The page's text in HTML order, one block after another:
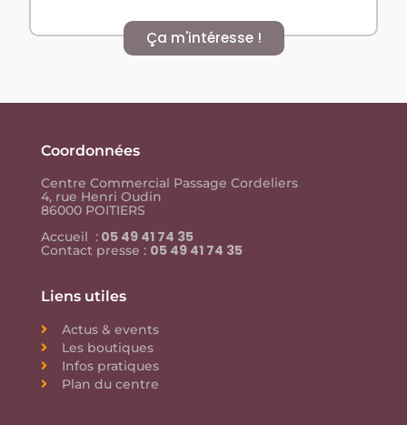
Ça m'intéresse !
Coordonnées
Centre Commercial Passage Cordeliers
4, rue Henri Oudin
86000 POITIERS
Accueil : 05 49 41 74 35
Contact presse : 05 49 41 74 35
Liens utiles
Actus & events
Les boutiques
Infos pratiques
Plan du centre